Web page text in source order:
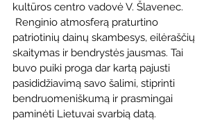
kultūros centro vadovė V. Šlavenec.
Renginio atmosferą praturtino
patriotinių dainų skambesys, eilėraščių
skaitymas ir bendrystės jausmas. Tai
buvo puiki proga dar kartą pajusti
pasididžiavimą savo šalimi, stiprinti
bendruomeniškumą ir prasmingai
paminėti Lietuvai svarbią datą.